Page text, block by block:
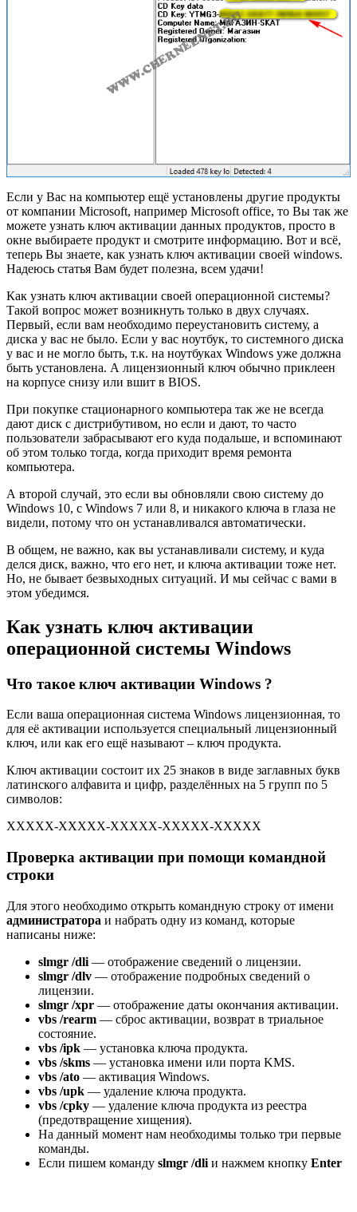
Если у Вас на компьютер ещё установлены другие продукты
от компании Microsoft, например Microsoft office, то Вы так же
можете узнать ключ активации данных продуктов, просто в
окне выбираете продукт и смотрите информацию. Вот и всё,
теперь Вы знаете, как узнать ключ активации своей windows.
Надеюсь статья Вам будет полезна, всем удачи!
Как узнать ключ активации своей операционной системы?
Такой вопрос может возникнуть только в двух случаях.
Первый, если вам необходимо переустановить систему, а
диска у вас не было. Если у вас ноутбук, то системного диска
у вас и не могло быть, т.к. на ноутбуках Windows уже должна
быть установлена. А лицензионный ключ обычно приклеен
на корпусе снизу или вшит в BIOS.
При покупке стационарного компьютера так же не всегда
дают диск с дистрибутивом, но если и дают, то часто
пользователи забрасывают его куда подальше, и вспоминают
об этом только тогда, когда приходит время ремонта
компьютера.
А второй случай, это если вы обновляли свою систему до
Windows 10, с Windows 7 или 8, и никакого ключа в глаза не
видели, потому что он устанавливался автоматически.
В общем, не важно, как вы устанавливали систему, и куда
делся диск, важно, что его нет, и ключа активации тоже нет.
Но, не бывает безвыходных ситуаций. И мы сейчас с вами в
этом убедимся.
Как узнать ключ активации
операционной системы Windows
Что такое ключ активации Windows ?
Если ваша операционная система Windows лицензионная, то
для её активации используется специальный лицензионный
ключ, или как его ещё называют – ключ продукта.
Ключ активации состоит их 25 знаков в виде заглавных букв
латинского алфавита и цифр, разделённых на 5 групп по 5
символов:
ХХХХХ-ХХХХХ-ХХХХХ-ХХХХХ-ХХХХХ
Проверка активации при помощи командной
строки
Для этого необходимо открыть командную строку от имени
администратора и набрать одну из команд, которые
написаны ниже:
slmgr /dli — отображение сведений о лицензии.
slmgr /dlv — отображение подробных сведений о
лицензии.
slmgr /xpr — отображение даты окончания активации.
vbs /rearm — сброс активации, возврат в триальное
состояние.
vbs /ipk — установка ключа продукта.
vbs /skms — установка имени или порта KMS.
vbs /ato — активация Windows.
vbs /upk — удаление ключа продукта.
vbs /cpky — удаление ключа продукта из реестра
(предотвращение хищения).
На данный момент нам необходимы только три первые
команды.
Если пишем команду slmgr /dli и нажмем кнопку Enter